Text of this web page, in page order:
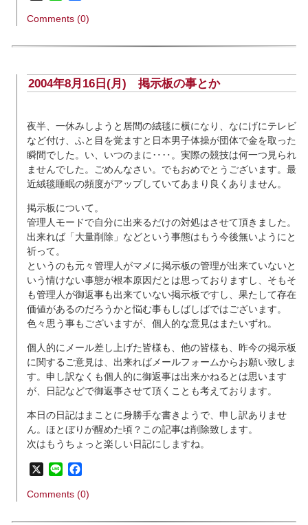
Comments (0)
2004年8月16日(月) 掲示板の事とか
夜半、一休みしようと居間の絨毯に横になり、なにげにテレビ
など付け、ふと目を覚ますと日本男子体操が団体で金を取った
瞬間でした。い、いつのまに‥‥。実際の競技は何一つ見られ
ませんでした。ごめんなさい。でもおめでとうございます。最
近絨毯睡眠の頻度がアップしていてあまり良くありません。
掲示板について。
管理人モードで自分に出来るだけの対処はさせて頂きました。
出来れば「大量削除」などという事態はもう今後無いようにと
祈って。
というのも元々管理人がマメに掲示板の管理が出来ていないと
いう情けない事態が根本原因だとは思っておりますし、そもそ
も管理人が御返事も出来ていない掲示板ですし、果たして存在
価値があるのだろうかと悩む事もしばしばではございます。
色々思う事もございますが、個人的な意見はまたいずれ。
個人的にメール差し上げた皆様も、他の皆様も、昨今の掲示板
に関するご意見は、出来ればメールフォームからお願い致しま
す。申し訳なくも個人的に御返事は出来かねるとは思います
が、日記などで御返事させて頂くことも考えております。
本日の日記はまことに身勝手な書きようで、申し訳ありませ
ん。ほとぼりが醒めた頃？この記事は削除致します。
次はもうちょっと楽しい日記にしますね。
X Line
Comments (0)